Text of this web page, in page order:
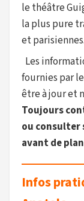
le théâtre
la plus pure
et
Les
fournies par
être à jour et
Toujours
ou
avant de
Infos